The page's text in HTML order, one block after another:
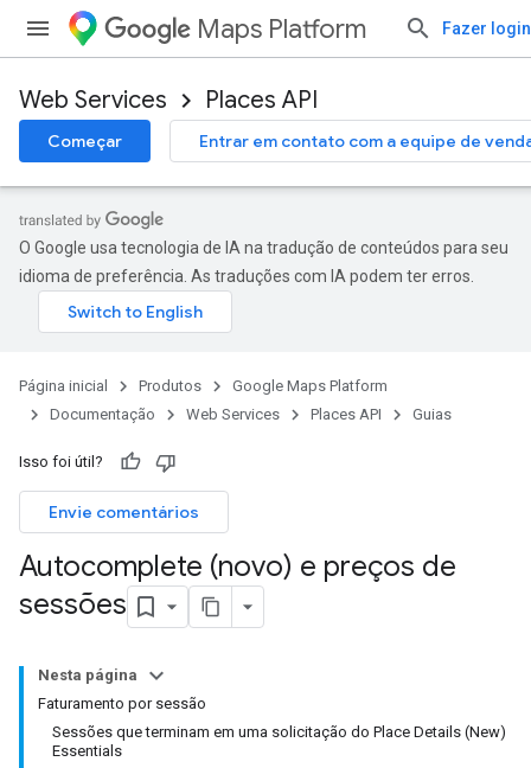
Maps Platform Fazer login
Web Services Places API
Começar Entrar em contato com a equipe de
O Google usa tecnologia de IA na tradução de conteúdos para seu
idioma de preferência. As traduções com IA podem ter erros.
Página inicial Produtos
Google Maps Platform
Documentação
Web Services Places API Guias
Isso foi útil?
Envie comentários
Autocomplete (novo) e preços de
sessões
Nesta página
Faturamento por sessão
Sessões que terminam em uma solicitação do Place Details (New)
Essentials